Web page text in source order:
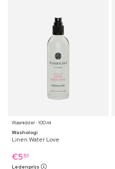
Wasmiddel ⋅ 100 ml
Washologi
Linen Water Love
€5 89
Ledenprijs